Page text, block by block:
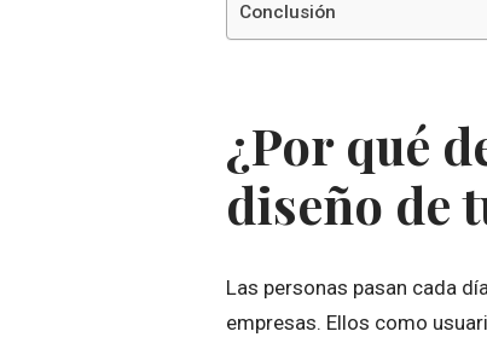
Conclusión
¿Por qué
diseño de
Las personas pasan cada
empresas. Ellos como